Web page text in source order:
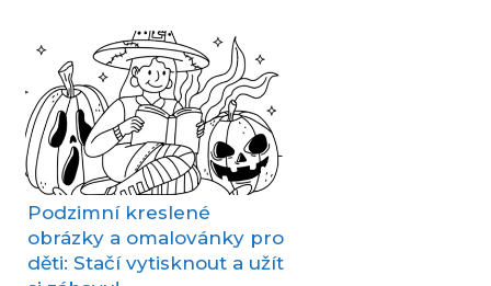
Podzimní kreslené
obrázky a omalovánky pro
děti: Stačí vytisknout a užít